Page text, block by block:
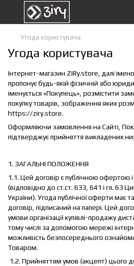
Угода користувача
Угода користувача
Інтернет-магазин ZiRy.store, далі
пропонує будь-якій фізичній або
іменується «Покупець», розмістити
покупку товарів, зображення яких
https://ziry.store.
Оформляючи замовлення на Сайті,
підтверджує прийняття викладених
1. ЗАГАЛЬНІ ПОЛОЖЕННЯ
1.1. Цей договір є публічною офертою
(відповідно до ст.ст. 633, 641 і гл. 63
України). Угода публічної оферти має
договір, підписаний на папері. Цей
умови організації купівлі-продажу
тому числі за допомогою мережі
можливість безпосереднього
Товаром.
1.2. Прийняттям умов (акцепт) цього